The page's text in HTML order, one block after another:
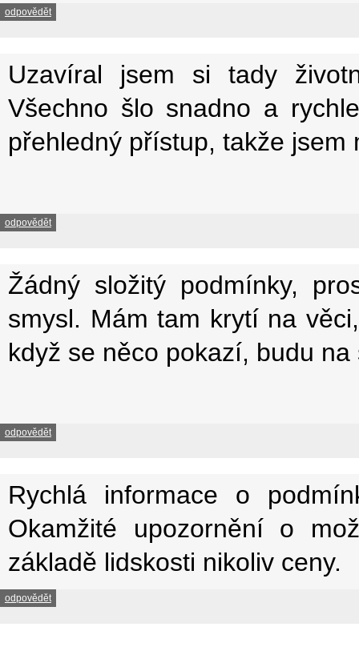
odpovědět
Uzavíral jsem si tady
Všechno šlo snadno a
přehledný přístup, takže
odpovědět
Žádný složitý podmínky,
smysl. Mám tam krytí na
když se něco pokazí, budu na
odpovědět
Rychlá informace o
Okamžité upozornění o
základě lidskosti nikoliv ceny.
odpovědět